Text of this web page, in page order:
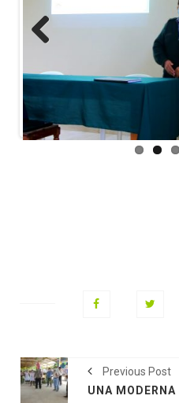
Previous Post